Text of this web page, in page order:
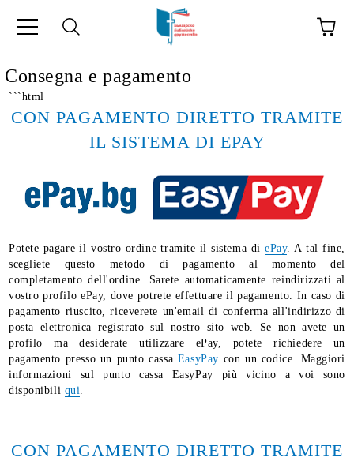
Consegna e pagamento
```html
CON PAGAMENTO DIRETTO TRAMITE
IL SISTEMA DI EPAY
Potete pagare il vostro ordine tramite il sistema diePay. A tal fine,
scegliete questo metodo di pagamento al momento del
completamento dell'ordine. Sarete automaticamente reindirizzati al
vostro profilo ePay, dove potrete effettuare il pagamento. In caso di
pagamento riuscito, riceverete un'email di conferma all'indirizzo di
posta elettronica registrato sul nostro sito web. Se non avete un
profilo ma desiderate utilizzare ePay, potete richiedere un
pagamento presso un punto cassa EasyPay con un codice. Maggiori
informazioni sul punto cassa EasyPay più vicino a voi sono
disponibili qui.
CON PAGAMENTO DIRETTO TRAMITE